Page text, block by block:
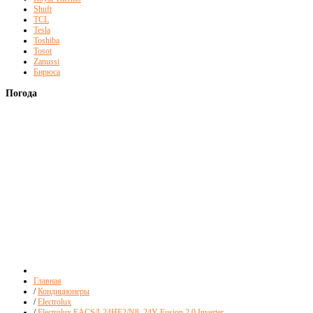
Shuft
TCL
Tesla
Toshiba
Tosot
Zanussi
Бирюса
Погода
Главная
/ Кондиционеры
/ Electrolux